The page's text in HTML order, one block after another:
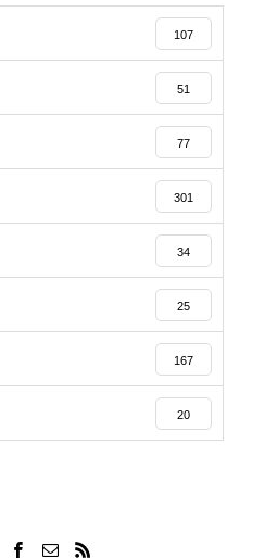
107
51
77
301
34
25
167
20